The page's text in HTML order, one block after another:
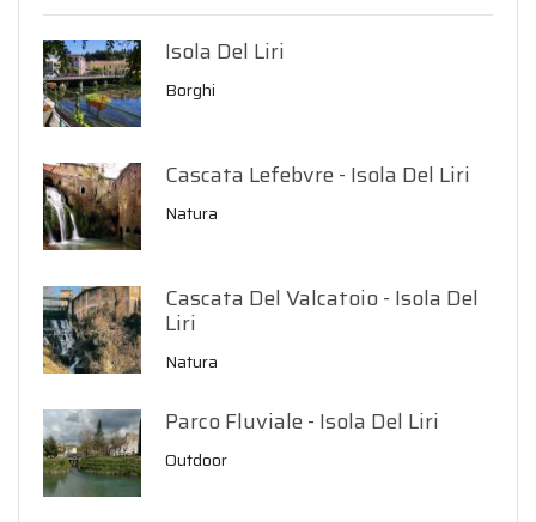
Isola Del Liri
Borghi
Cascata Lefebvre - Isola Del Liri
Natura
Cascata Del Valcatoio - Isola Del
Liri
Natura
Parco Fluviale - Isola Del Liri
Outdoor